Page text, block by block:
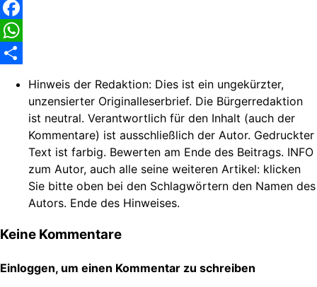
Facebook
WhatsApp
Hinweis der Redaktion: Dies ist ein ungekürzter,
unzensierter Originalleserbrief. Die Bürgerredaktion
ist neutral. Verantwortlich für den Inhalt (auch der
Kommentare) ist ausschließlich der Autor. Gedruckter
Text ist farbig. Bewerten am Ende des Beitrags. INFO
zum Autor, auch alle seine weiteren Artikel: klicken
Sie bitte oben bei den Schlagwörtern den Namen des
Autors. Ende des Hinweises.
Keine Kommentare
Einloggen, um einen Kommentar zu schreiben